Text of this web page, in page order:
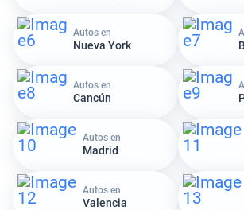
Autos en
Nueva York
Autos en
Cancún
Autos en
Madrid
Autos en
Valencia